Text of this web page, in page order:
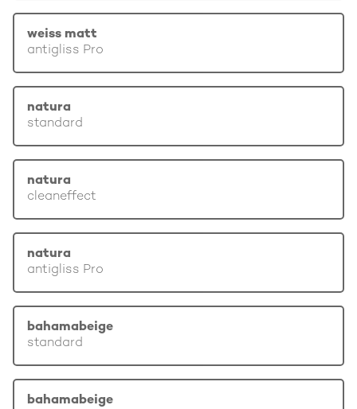
weiss matt
antigliss Pro
natura
standard
natura
cleaneffect
natura
antigliss Pro
bahamabeige
standard
bahamabeige